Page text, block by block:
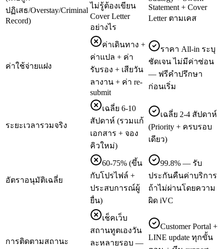
ปฏิเสธ/Overstay/Criminal
Record)
ไม่รู้ต้องเขียน
Cover Letter
อย่างไร
Statement + Cover
Letter ตามเคส
ค่าใช้จ่ายแฝง
ค่าเดินทาง +
ค่าแปล + ค่า
รับรอง + เสียวัน
ลางาน + ค่า re-
submit
ราคา All-in ระบุ
ชัดเจน ไม่มีค่าซ่อน
— ฟรีคำปรึกษา
ก่อนเริ่ม
ระยะเวลารวมจริง
เฉลี่ย 6-10
สัปดาห์ (รวมแก้
เอกสาร + จอง
คิวใหม่)
เฉลี่ย 2-4 สัปดาห์
(Priority + ครบรอบ
เดียว)
อัตราอนุมัติเฉลี่ย
60-75% (ขึ้น
กับโปรไฟล์ +
ประสบการณ์ผู้
ยื่น)
99.8% — รับ
ประกันคืนค่าบริการ
ถ้าไม่ผ่านโดยความ
ผิด iVC
การติดตามสถานะ
เช็คเว็บ
สถานทูตเองวัน
ละหลายรอบ —
Customer Portal +
LINE update ทุกขั้น